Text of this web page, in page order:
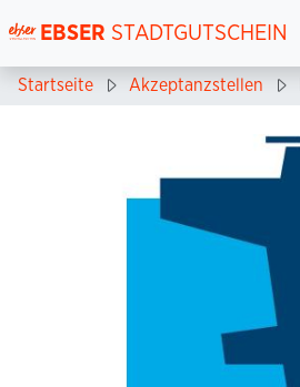
EBSER STADTGUTSCHEIN
Startseite Akzeptanzstellen